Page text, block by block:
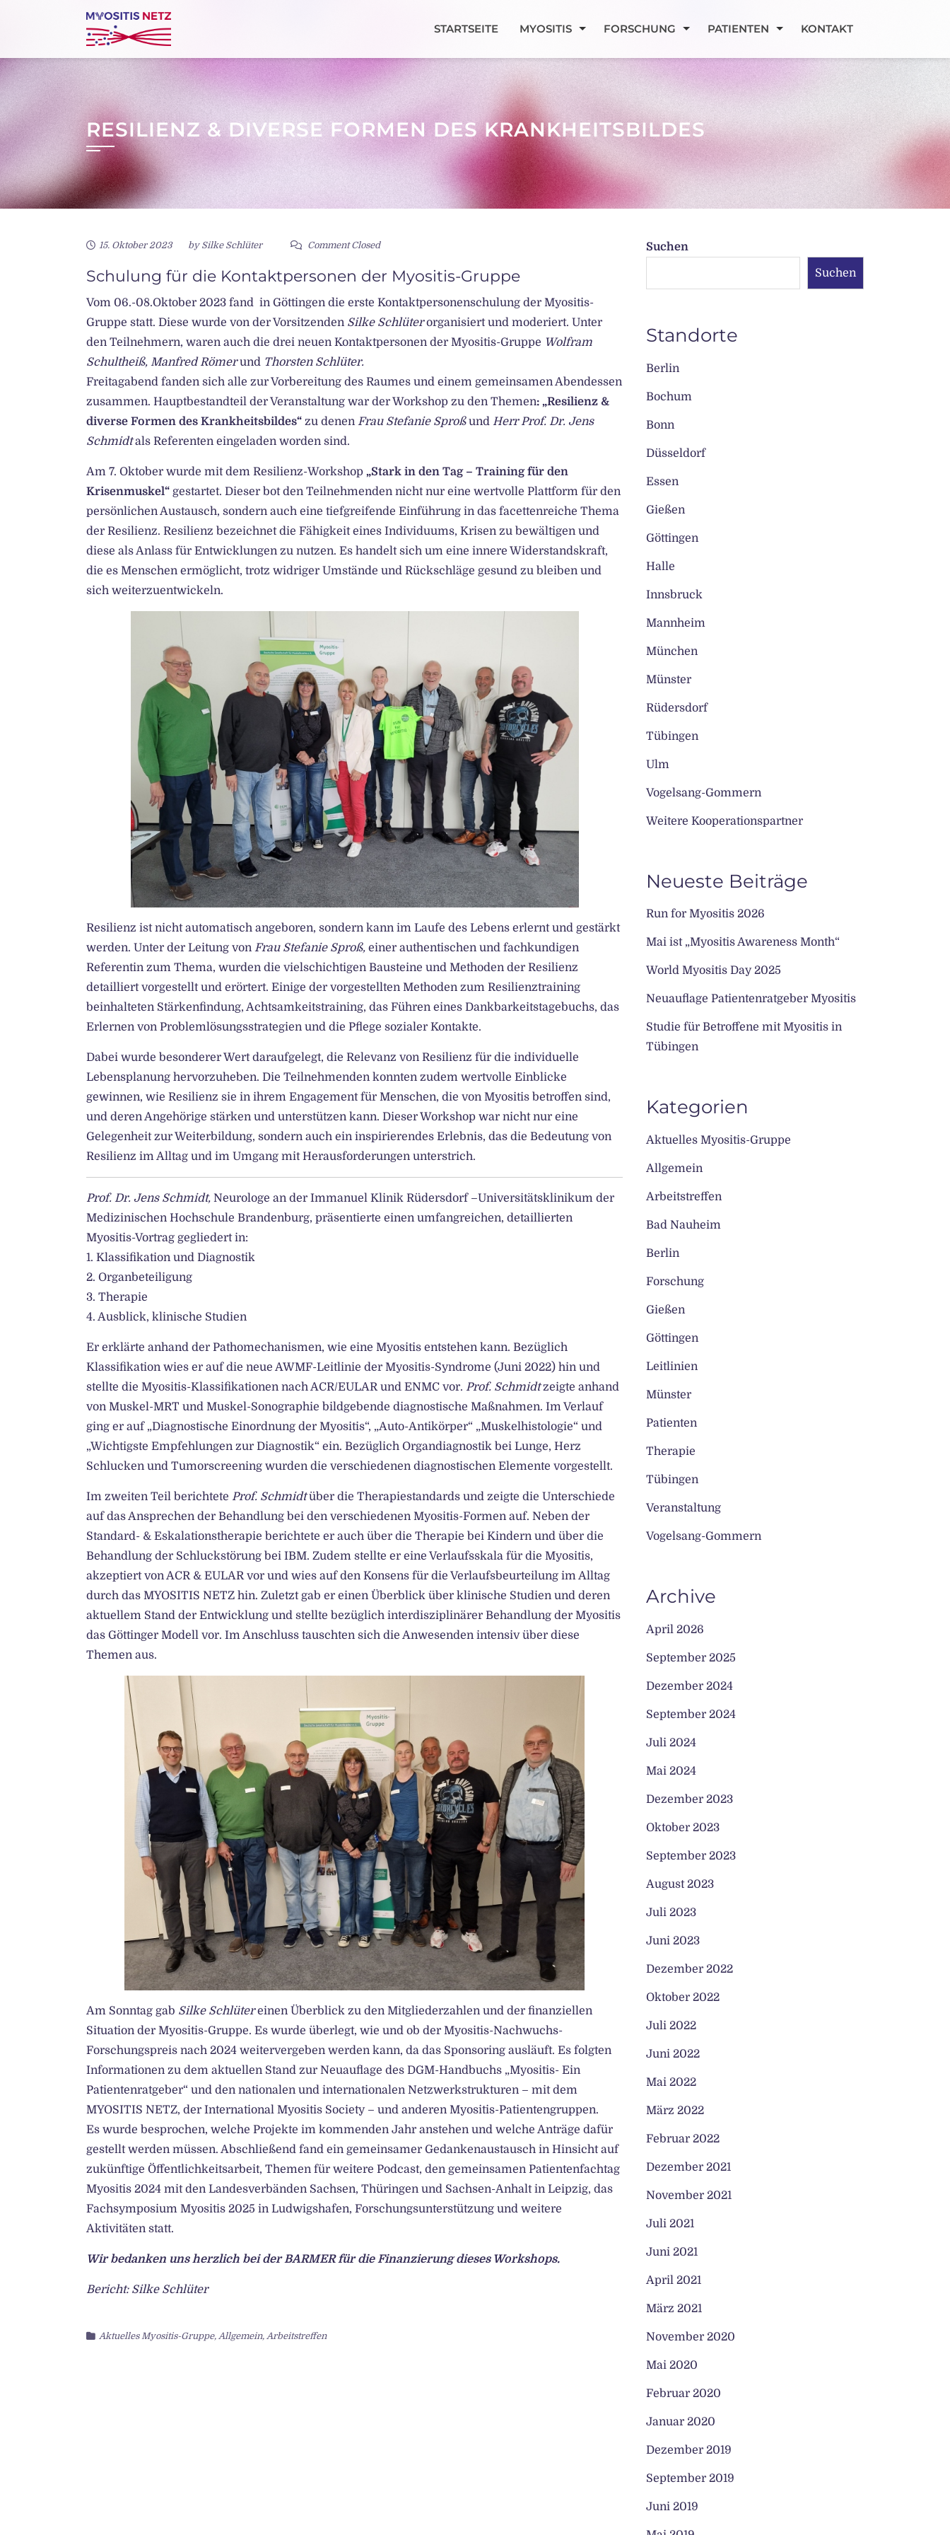
STARTSEITE MYOSITIS FORSCHUNG PATIENTEN KONTAKT
RESILIENZ & DIVERSE FORMEN DES KRANKHEITSBILDES
15. Oktober 2023 by Silke Schlüter Comment Closed
Schulung für die Kontaktpersonen der Myositis-Gruppe
Vom 06.-08.Oktober 2023 fand in Göttingen die erste Kontaktpersonenschulung der Myositis-
Gruppe statt. Diese wurde von der Vorsitzenden Silke Schlüterorganisiert und moderiert. Unter
den Teilnehmern, waren auch die drei neuen Kontaktpersonen der Myositis-Gruppe Wolfram
Schultheiß, Manfred Römerund Thorsten Schlüter.
Freitagabend fanden sich alle zur Vorbereitung des Raumes und einem gemeinsamen Abendessen
zusammen. Hauptbestandteil der Veranstaltung war der Workshop zu den Themen: „Resilienz &
diverse Formen des Krankheitsbildes“ zu denen Frau Stefanie Sproßund Herr Prof. Dr. Jens
Schmidtals Referenten eingeladen worden sind.
Am 7. Oktober wurde mit dem Resilienz-Workshop „Stark in den Tag – Training für den
Krisenmuskel“ gestartet. Dieser bot den Teilnehmenden nicht nur eine wertvolle Plattform für den
persönlichen Austausch, sondern auch eine tiefgreifende Einführung in das facettenreiche Thema
der Resilienz. Resilienz bezeichnet die Fähigkeit eines Individuums, Krisen zu bewältigen und
diese als Anlass für Entwicklungen zu nutzen. Es handelt sich um eine innere Widerstandskraft,
die es Menschen ermöglicht, trotz widriger Umstände und Rückschläge gesund zu bleiben und
sich weiterzuentwickeln.
Resilienz ist nicht automatisch angeboren, sondern kann im Laufe des Lebens erlernt und gestärkt
werden. Unter der Leitung von Frau Stefanie Sproß, einer authentischen und fachkundigen
Referentin zum Thema, wurden die vielschichtigen Bausteine und Methoden der Resilienz
detailliert vorgestellt und erörtert. Einige der vorgestellten Methoden zum Resilienztraining
beinhalteten Stärkenfindung, Achtsamkeitstraining, das Führen eines Dankbarkeitstagebuchs, das
Erlernen von Problemlösungsstrategien und die Pflege sozialer Kontakte.
Dabei wurde besonderer Wert daraufgelegt, die Relevanz von Resilienz für die individuelle
Lebensplanung hervorzuheben. Die Teilnehmenden konnten zudem wertvolle Einblicke
gewinnen, wie Resilienz sie in ihrem Engagement für Menschen, die von Myositis betroffen sind,
und deren Angehörige stärken und unterstützen kann. Dieser Workshop war nicht nur eine
Gelegenheit zur Weiterbildung, sondern auch ein inspirierendes Erlebnis, das die Bedeutung von
Resilienz im Alltag und im Umgang mit Herausforderungen unterstrich.
Prof. Dr. Jens Schmidt, Neurologe an der Immanuel Klinik Rüdersdorf –Universitätsklinikum der
Medizinischen Hochschule Brandenburg, präsentierte einen umfangreichen, detaillierten
Myositis-Vortrag gegliedert in:
1. Klassifikation und Diagnostik
2. Organbeteiligung
3. Therapie
4. Ausblick, klinische Studien
Er erklärte anhand der Pathomechanismen, wie eine Myositis entstehen kann. Bezüglich
Klassifikation wies er auf die neue AWMF-Leitlinie der Myositis-Syndrome (Juni 2022) hin und
stellte die Myositis-Klassifikationen nach ACR/EULAR und ENMC vor. Prof. Schmidtzeigte anhand
von Muskel-MRT und Muskel-Sonographie bildgebende diagnostische Maßnahmen. Im Verlauf
ging er auf „Diagnostische Einordnung der Myositis“, „Auto-Antikörper“ „Muskelhistologie“ und
„Wichtigste Empfehlungen zur Diagnostik“ ein. Bezüglich Organdiagnostik bei Lunge, Herz
Schlucken und Tumorscreening wurden die verschiedenen diagnostischen Elemente vorgestellt.
Im zweiten Teil berichtete Prof. Schmidtüber die Therapiestandards und zeigte die Unterschiede
auf das Ansprechen der Behandlung bei den verschiedenen Myositis-Formen auf. Neben der
Standard- & Eskalationstherapie berichtete er auch über die Therapie bei Kindern und über die
Behandlung der Schluckstörung bei IBM. Zudem stellte er eine Verlaufsskala für die Myositis,
akzeptiert von ACR & EULAR vor und wies auf den Konsens für die Verlaufsbeurteilung im Alltag
durch das MYOSITIS NETZ hin. Zuletzt gab er einen Überblick über klinische Studien und deren
aktuellem Stand der Entwicklung und stellte bezüglich interdisziplinärer Behandlung der Myositis
das Göttinger Modell vor. Im Anschluss tauschten sich die Anwesenden intensiv über diese
Themen aus.
Am Sonntag gab Silke Schlütereinen Überblick zu den Mitgliederzahlen und der finanziellen
Situation der Myositis-Gruppe. Es wurde überlegt, wie und ob der Myositis-Nachwuchs-
Forschungspreis nach 2024 weitervergeben werden kann, da das Sponsoring ausläuft. Es folgten
Informationen zu dem aktuellen Stand zur Neuauflage des DGM-Handbuchs „Myositis- Ein
Patientenratgeber“ und den nationalen und internationalen Netzwerkstrukturen – mit dem
MYOSITIS NETZ, der International Myositis Society – und anderen Myositis-Patientengruppen.
Es wurde besprochen, welche Projekte im kommenden Jahr anstehen und welche Anträge dafür
gestellt werden müssen. Abschließend fand ein gemeinsamer Gedankenaustausch in Hinsicht auf
zukünftige Öffentlichkeitsarbeit, Themen für weitere Podcast, den gemeinsamen Patientenfachtag
Myositis 2024 mit den Landesverbänden Sachsen, Thüringen und Sachsen-Anhalt in Leipzig, das
Fachsymposium Myositis 2025 in Ludwigshafen, Forschungsunterstützung und weitere
Aktivitäten statt.
Wir bedanken uns herzlich bei der BARMER für die Finanzierung dieses Workshops.
Bericht: Silke Schlüter
Aktuelles Myositis-Gruppe, Allgemein, Arbeitstreffen
Suchen
Suchen
Standorte
Berlin
Bochum
Bonn
Düsseldorf
Essen
Gießen
Göttingen
Halle
Innsbruck
Mannheim
München
Münster
Rüdersdorf
Tübingen
Ulm
Vogelsang-Gommern
Weitere Kooperationspartner
Neueste Beiträge
Run for Myositis 2026
Mai ist „Myositis Awareness Month“
World Myositis Day 2025
Neuauflage Patientenratgeber Myositis
Studie für Betroffene mit Myositis in
Tübingen
Kategorien
Aktuelles Myositis-Gruppe
Allgemein
Arbeitstreffen
Bad Nauheim
Berlin
Forschung
Gießen
Göttingen
Leitlinien
Münster
Patienten
Therapie
Tübingen
Veranstaltung
Vogelsang-Gommern
Archive
April 2026
September 2025
Dezember 2024
September 2024
Juli 2024
Mai 2024
Dezember 2023
Oktober 2023
September 2023
August 2023
Juli 2023
Juni 2023
Dezember 2022
Oktober 2022
Juli 2022
Juni 2022
Mai 2022
März 2022
Februar 2022
Dezember 2021
November 2021
Juli 2021
Juni 2021
April 2021
März 2021
November 2020
Mai 2020
Februar 2020
Januar 2020
Dezember 2019
September 2019
Juni 2019